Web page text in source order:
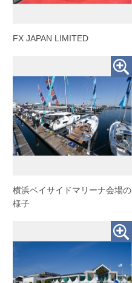
FX JAPAN LIMITED
横浜ベイサイドマリーナ会場の
様子